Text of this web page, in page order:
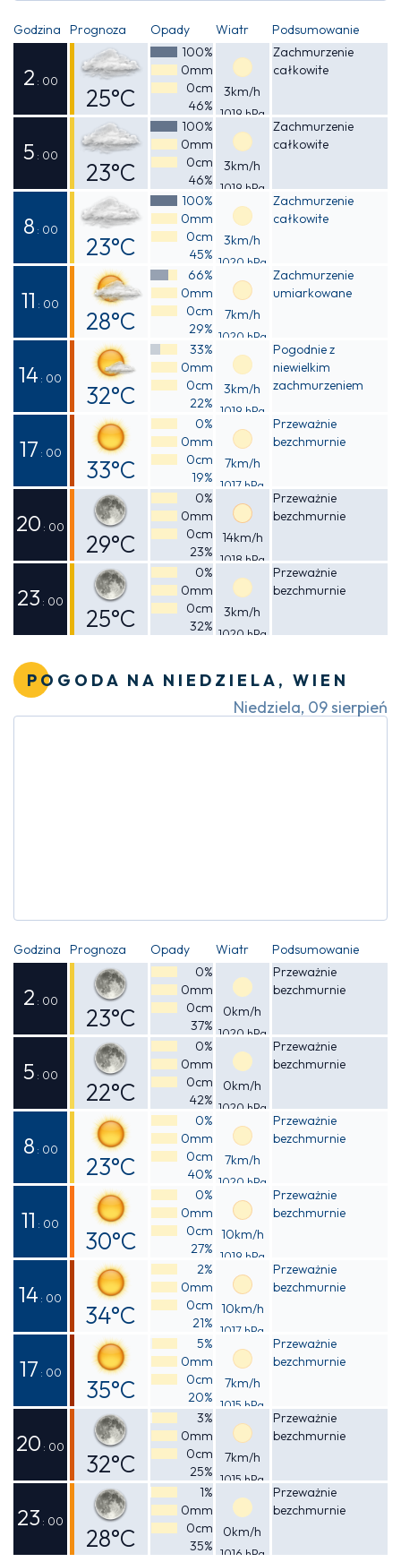
Godzina Prognoza Opady Wiatr Podsumowanie
2 : 00
25°C
Odczuwalna
24°C
100%
0mm
0cm
46%
3km/h
1019 hPa
Zachmurzenie
całkowite
5 : 00
23°C
Odczuwalna
22°C
100%
0mm
0cm
46%
3km/h
1019 hPa
Zachmurzenie
całkowite
8 : 00
23°C
Odczuwalna
22°C
100%
0mm
0cm
45%
3km/h
1020 hPa
Zachmurzenie
całkowite
11 : 00
28°C
Odczuwalna
28°C
66%
0mm
0cm
29%
7km/h
1020 hPa
Zachmurzenie
umiarkowane
14 : 00
32°C
Odczuwalna
30°C
33%
0mm
0cm
22%
3km/h
1019 hPa
Pogodnie z
niewielkim
zachmurzeniem
17 : 00
33°C
Odczuwalna
31°C
0%
0mm
0cm
19%
7km/h
1017 hPa
Przeważnie
bezchmurnie
20 : 00
29°C
Odczuwalna
28°C
0%
0mm
0cm
23%
14km/h
1018 hPa
Przeważnie
bezchmurnie
23 : 00
25°C
0%
0mm
0cm
32%
3km/h
1020 hPa
Przeważnie
bezchmurnie
POGODA NA NIEDZIELA, WIEN
Niedziela, 09 sierpień
Godzina Prognoza Opady Wiatr Podsumowanie
2 : 00
23°C
Odczuwalna
23°C
0%
0mm
0cm
37%
0km/h
1020 hPa
Przeważnie
bezchmurnie
5 : 00
22°C
Odczuwalna
21°C
0%
0mm
0cm
42%
0km/h
1020 hPa
Przeważnie
bezchmurnie
8 : 00
23°C
Odczuwalna
23°C
0%
0mm
0cm
40%
7km/h
1020 hPa
Przeważnie
bezchmurnie
11 : 00
30°C
Odczuwalna
28°C
0%
0mm
0cm
27%
10km/h
1019 hPa
Przeważnie
bezchmurnie
14 : 00
34°C
Odczuwalna
32°C
2%
0mm
0cm
21%
10km/h
1017 hPa
Przeważnie
bezchmurnie
17 : 00
35°C
Odczuwalna
33°C
5%
0mm
0cm
20%
7km/h
1015 hPa
Przeważnie
bezchmurnie
20 : 00
32°C
Odczuwalna
30°C
3%
0mm
0cm
25%
7km/h
1015 hPa
Przeważnie
bezchmurnie
23 : 00
28°C
1%
0mm
0cm
35%
0km/h
1016 hPa
Przeważnie
bezchmurnie